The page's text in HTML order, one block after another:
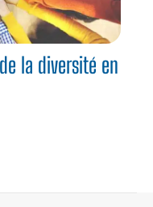
la diversité en